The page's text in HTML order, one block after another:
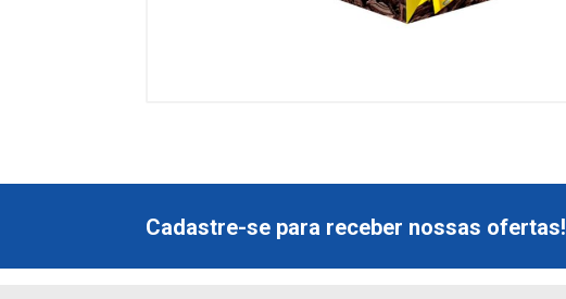
Cadastre-se para receber nossas ofertas!